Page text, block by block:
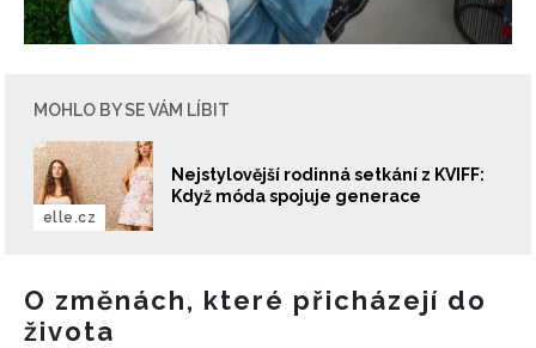
MOHLO BY SE VÁM LÍBIT
Nejstylovější rodinná setkání z KVIFF:
Když móda spojuje generace
elle.cz
O změnách, které přicházejí do
života